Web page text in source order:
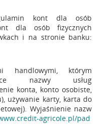
kont dla osób
dla osób fizycznych
i na stronie banku:
handlowymi, którym
nazwy usług
konta, konto osobiste,
używanie karty, karta do
Wyjaśnienie nazw
agricole.pl/pad